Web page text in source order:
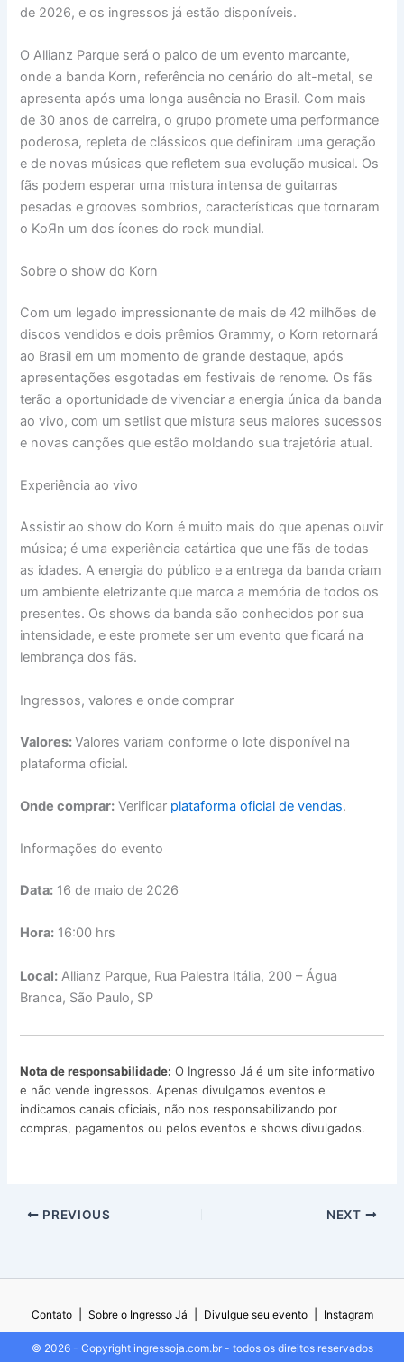
de 2026, e os ingressos já estão disponíveis.
O Allianz Parque será o palco de um evento marcante,
onde a banda Korn, referência no cenário do alt-metal, se
apresenta após uma longa ausência no Brasil. Com mais
de 30 anos de carreira, o grupo promete uma performance
poderosa, repleta de clássicos que definiram uma geração
e de novas músicas que refletem sua evolução musical. Os
fãs podem esperar uma mistura intensa de guitarras
pesadas e grooves sombrios, características que tornaram
o KoЯn um dos ícones do rock mundial.
Sobre o show do Korn
Com um legado impressionante de mais de 42 milhões de
discos vendidos e dois prêmios Grammy, o Korn retornará
ao Brasil em um momento de grande destaque, após
apresentações esgotadas em festivais de renome. Os fãs
terão a oportunidade de vivenciar a energia única da banda
ao vivo, com um setlist que mistura seus maiores sucessos
e novas canções que estão moldando sua trajetória atual.
Experiência ao vivo
Assistir ao show do Korn é muito mais do que apenas ouvir
música; é uma experiência catártica que une fãs de todas
as idades. A energia do público e a entrega da banda criam
um ambiente eletrizante que marca a memória de todos os
presentes. Os shows da banda são conhecidos por sua
intensidade, e este promete ser um evento que ficará na
lembrança dos fãs.
Ingressos, valores e onde comprar
Valores:Valores variam conforme o lote disponível na
plataforma oficial.
Onde comprar: Verificar plataforma oficial de vendas.
Informações do evento
Data: 16 de maio de 2026
Hora: 16:00 hrs
Local: Allianz Parque, Rua Palestra Itália, 200 – Água
Branca, São Paulo, SP
Nota de responsabilidade: O Ingresso Já é um site informativo
e não vende ingressos. Apenas divulgamos eventos e
indicamos canais oficiais, não nos responsabilizando por
compras, pagamentos ou pelos eventos e shows divulgados.
PREVIOUS NEXT
Contato Sobre o Ingresso Já Divulgue seu evento Instagram
© 2026 - Copyright ingressoja.com.br - todos os direitos reservados